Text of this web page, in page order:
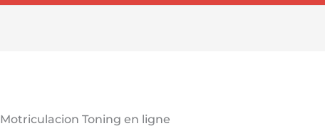
Motriculacion Toning en ligne